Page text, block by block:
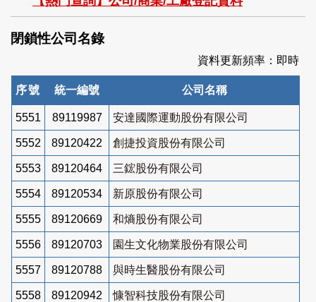
索
閉鎖性公司名錄
資料更新頻率：即時
序號 統一編號 公司名稱
5551 89119987 安達國際運動股份有限公司
5552 89120422 創捷投資股份有限公司
5553 89120464 三鋐股份有限公司
5554 89120534 新原股份有限公司
5555 89120669 和熵股份有限公司
5556 89120703 園生文化物業股份有限公司
5557 89120788 與時生醫股份有限公司
5558 89120942 慷智科技股份有限公司